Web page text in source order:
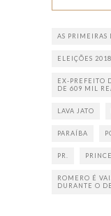
AS PRIMEIRAS
ELEIÇÕES 2018
EX-PREFEITO
DE 609 MIL
LAVA JATO
PARAÍBA
PR.
ROMERO É
DURANTE O